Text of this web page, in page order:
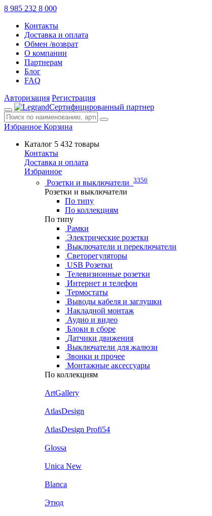
8 985 232 8 000
Контакты
Доставка и оплата
Обмен /возврат
О компании
Партнерам
Блог
FAQ
Авторизация Регистрация
Сертифицированный партнер
Избранное Корзина
Каталог 5 432 товары
Контакты
Доставка и оплата
Избранное
Розетки и выключатели 3356
Розетки и выключатели
По типу
По коллекциям
По типу
Рамки
Электрические розетки
Выключатели и переключатели
Светорегуляторы
USB Розетки
Телевизионные розетки
Интернет и телефон
Термостаты
Выводы кабеля и заглушки
Накладной монтаж
Аудио и видео
Блоки в сборе
Датчики движения
Выключатели для жалюзи
Звонки и прочее
Монтажные аксессуары
По коллекциям
ArtGallery
AtlasDesign
AtlasDesign Profi54
Glossa
Unica New
Blanca
Этюд